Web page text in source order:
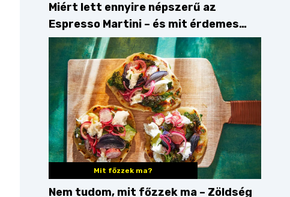
Miért lett ennyire népszerű az
Espresso Martini – és mit érdemes
enni mellé?
Mit főzzek ma?
Nem tudom, mit főzzek ma – Zöldség